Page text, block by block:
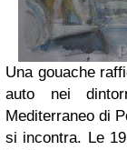
Una gouache
auto nei
Mediterraneo di
si incontra. Le